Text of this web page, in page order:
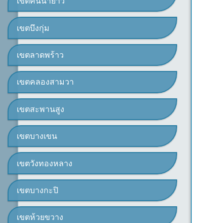
เขตบึงกุ่ม
เขตลาดพร้าว
เขตคลองสามวา
เขตสะพานสูง
เขตบางเขน
เขตวังทองหลาง
เขตบางกะปิ
เขตห้วยขวาง